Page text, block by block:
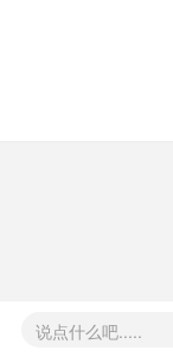
说点什么吧.....